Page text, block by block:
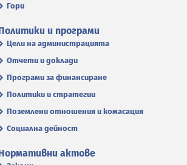
Гори
и програми
Цели на администрацията
Отчети и доклади
Програми за финансиране
Политики и стратегии
Поземлени отношения и комасация
Социална дейност
актове